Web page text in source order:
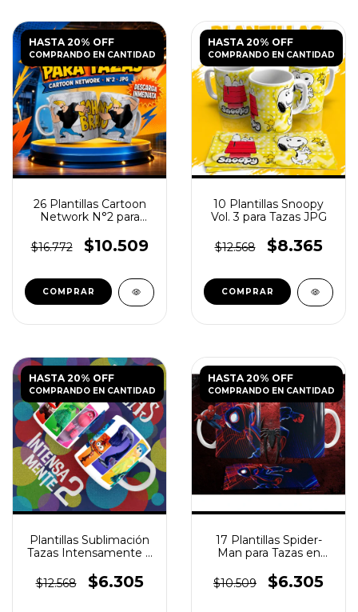
HASTA 20% OFF
COMPRANDO EN CANTIDAD
26 Plantillas Cartoon
Network N°2 para
$16.772
$10.509
HASTA 20% OFF
COMPRANDO EN CANTIDAD
10 Plantillas Snoopy
Vol. 3 para Tazas JPG
$12.568 $8.365
HASTA 20% OFF
COMPRANDO EN CANTIDAD
Plantillas Sublimación
Tazas Intensamente 2
$12.568
$6.305
HASTA 20% OFF
COMPRANDO EN CANTIDAD
17 Plantillas Spider-
Man para Tazas en
$10.509
$6.305